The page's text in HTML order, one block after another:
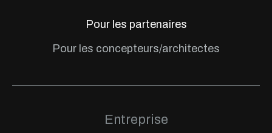
Pour les partenaires
Pour les concepteurs/architectes
Entreprise